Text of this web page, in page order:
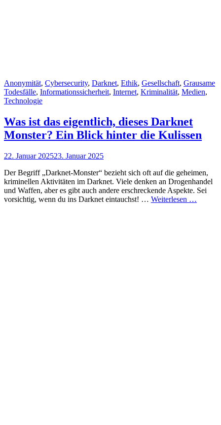
Cat
Links
Anonymität, Cybersecurity, Darknet, Ethik, Gesellschaft, Grausame
Todesfälle, Informationssicherheit, Internet, Kriminalität, Medien,
Technologie
Was ist das eigentlich, dieses Darknet
Monster? Ein Blick hinter die Kulissen
Posted
22. Januar 202523. Januar 2025
Der Begriff „Darknet-Monster“ bezieht sich oft auf die geheimen,
kriminellen Aktivitäten im Darknet. Viele denken an Drogenhandel
und Waffen, aber es gibt auch andere erschreckende Aspekte. Sei
vorsichtig, wenn du ins Darknet eintauchst! … Weiterlesen …